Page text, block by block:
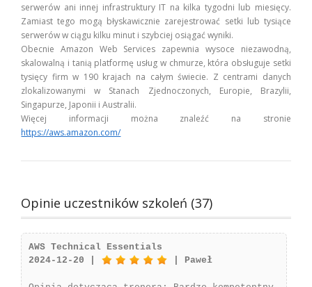
serwerów ani innej infrastruktury IT na kilka tygodni lub miesięcy.
Zamiast tego mogą błyskawicznie zarejestrować setki lub tysiące
serwerów w ciągu kilku minut i szybciej osiągać wyniki.
Obecnie Amazon Web Services zapewnia wysoce niezawodną,
skalowalną i tanią platformę usług w chmurze, która obsługuje setki
tysięcy firm w 190 krajach na całym świecie. Z centrami danych
zlokalizowanymi w Stanach Zjednoczonych, Europie, Brazylii,
Singapurze, Japonii i Australii.
Więcej informacji można znaleźć na stronie
https://aws.amazon.com/
Opinie uczestników szkoleń (37)
AWS Technical Essentials
2024-12-20 |
| Paweł